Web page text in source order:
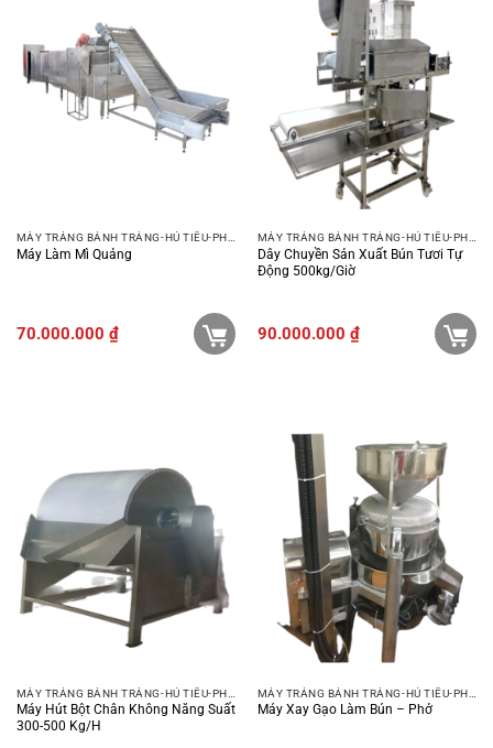
Máy Làm Mì Quảng
70.000.000 ₫
Dây Chuyền Sản Xuất Bún Tươi Tự
Động 500kg/giờ
90.000.000 ₫
Máy Hút Bột Chân Không Năng Suất
300-500 Kg/h
Máy Xay Gạo Làm Bún – Phở